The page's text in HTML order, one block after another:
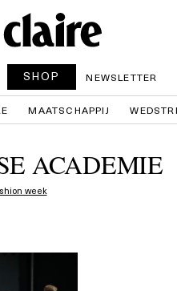
SHOP NEWSLETTER
MAATSCHAPPIJ
ACADEMIE
week